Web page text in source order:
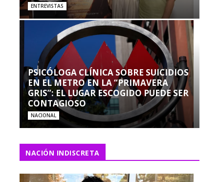
ENTREVISTAS
PSICÓLOGA CLÍNICA SOBRE SUICIDIOS
EN EL METRO EN LA “PRIMAVERA
GRIS”: EL LUGAR ESCOGIDO PUEDE SER
CONTAGIOSO
NACIONAL
NACIÓN INDISCRETA